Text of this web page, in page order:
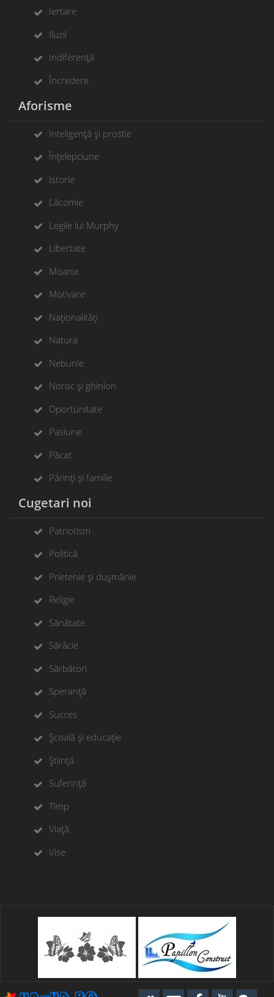
Iertare
Iluzii
Indiferență
Încredere
Aforisme
Inteligență și prostie
Înțelepciune
Istorie
Lăcomie
Legile lui Murphy
Libertate
Moarte
Motivare
Naționalități
Natura
Nebunie
Noroc și ghinion
Oportunitate
Pasiune
Păcat
Părinți și familie
Cugetari noi
Patriotism
Politică
Prietenie și dușmănie
Religie
Sănătate
Sărăcie
Sărbători
Speranță
Succes
Școală și educație
Știință
Suferință
Timp
Viață
Vise